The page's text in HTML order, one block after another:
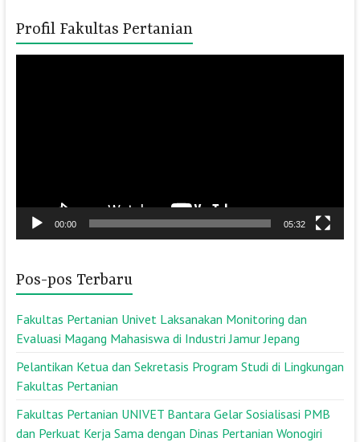
Profil Fakultas Pertanian
00:00 05:32
Pos-pos Terbaru
Fakultas Pertanian Univet Laksanakan Monitoring dan
Evaluasi Magang Mahasiswa di Industri Jamur Jepang
Pelantikan Ketua dan Sekretasis Program Studi di Lingkungan
Fakultas Pertanian
Fakultas Pertanian UNIVET Bantara Gelar Sosialisasi PMB
dan Perkuat Kerja Sama dengan Dinas Pertanian Wonogiri